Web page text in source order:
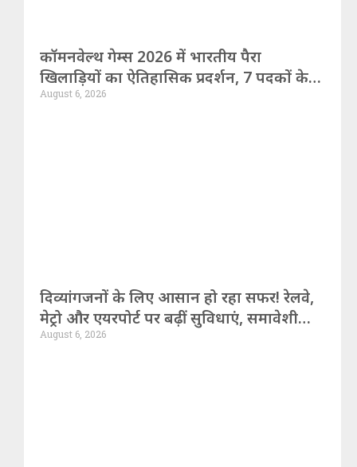
कॉमनवेल्थ गेम्स 2026 में भारतीय पैरा
खिलाड़ियों का ऐतिहासिक प्रदर्शन, 7 पदकों के
साथ रचा नया कीर्तिमान
August 6, 2026
दिव्यांगजनों के लिए आसान हो रहा सफर! रेलवे,
मेट्रो और एयरपोर्ट पर बढ़ीं सुविधाएं, समावेशी
भारत की ओर बड़ा कदम
August 6, 2026